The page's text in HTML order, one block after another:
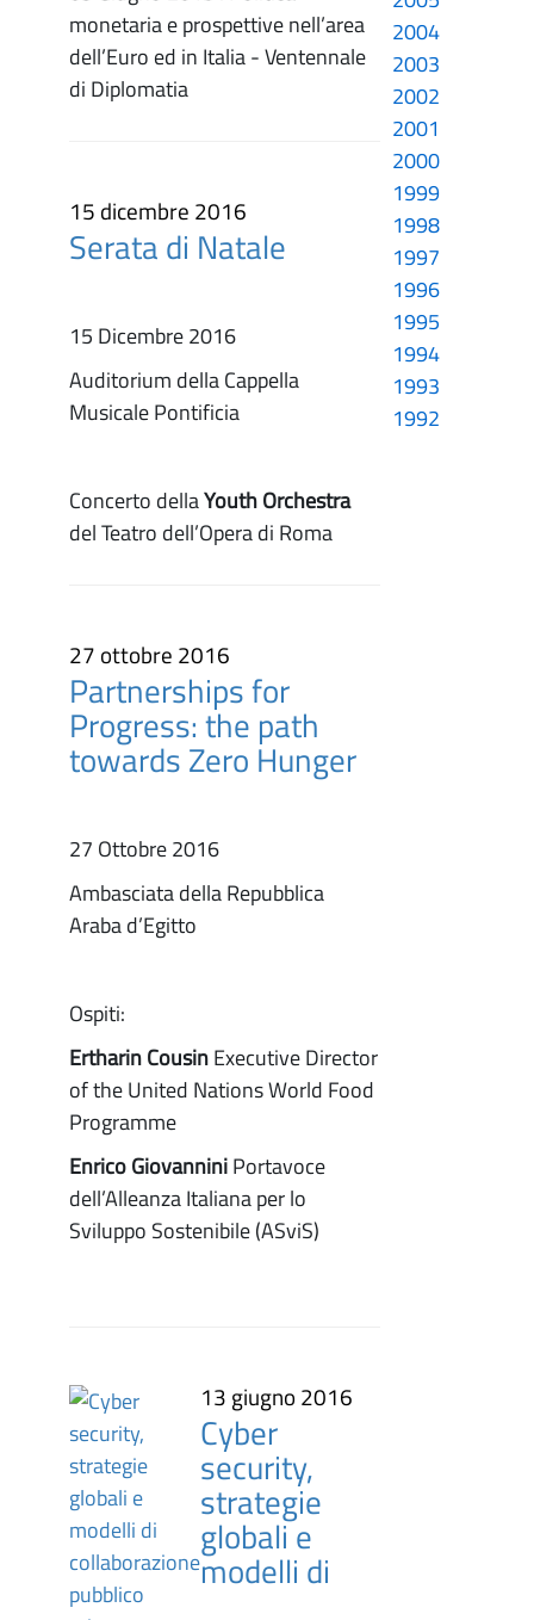
monetaria e prospettive nell’area
dell’Euro ed in Italia - Ventennale
di Diplomatia
15 dicembre 2016
Serata di Natale
15 Dicembre 2016
Auditorium della Cappella
Musicale Pontificia
Concerto dellaYouth Orchestra
del Teatro dell’Opera di Roma
27 ottobre 2016
Partnerships for
Progress: the path
towards Zero Hunger
27 Ottobre 2016
Ambasciata della Repubblica
Araba d’Egitto
Ospiti:
Ertharin CousinExecutive Director
of the United Nations World Food
Programme
Enrico GiovanniniPortavoce
dell’Alleanza Italiana per lo
Sviluppo Sostenibile (ASviS)
13 giugno 2016
Cyber
security,
strategie
globali e
modelli di
2004
2003
2002
2001
2000
1999
1998
1997
1996
1995
1994
1993
1992